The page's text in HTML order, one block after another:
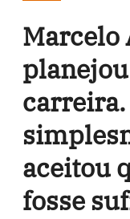
Marcelo
aceitou
fosse